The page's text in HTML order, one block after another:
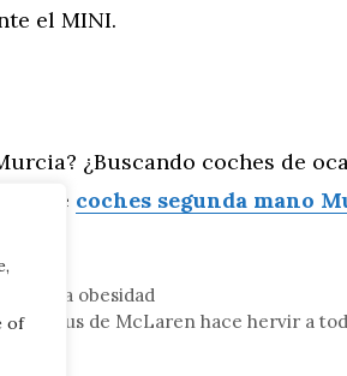
of
el MINI.
¿Buscando coches de
de coches segunda mano
Motor
de la obesidad
de Snus de McLaren hace hervir a